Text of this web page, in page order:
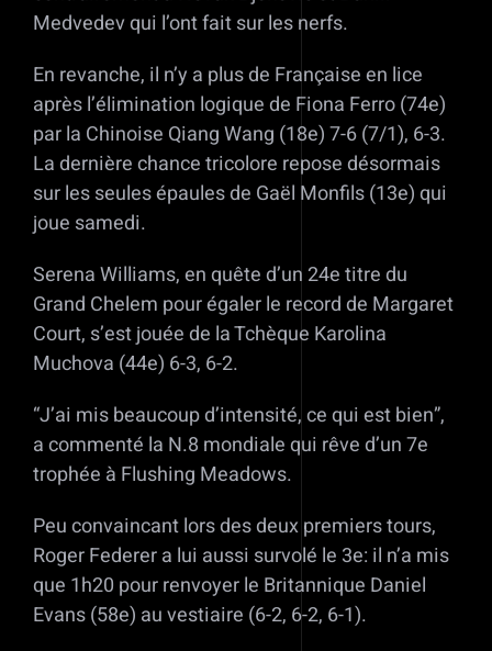
Medvedev qui l’ont fait sur les nerfs.
En revanche, il n’y a plus de Française en lice
après l’élimination logique de Fiona Ferro (74e)
par la Chinoise Qiang Wang (18e) 7-6 (7/1), 6-3.
La dernière chance tricolore repose désormais
sur les seules épaules de Gaël Monfils (13e) qui
joue samedi.
Serena Williams, en quête d’un 24e titre du
Grand Chelem pour égaler le record de Margaret
Court, s’est jouée de la Tchèque Karolina
Muchova (44e) 6-3, 6-2.
“J’ai mis beaucoup d’intensité, ce qui est bien”,
a commenté la N.8 mondiale qui rêve d’un 7e
trophée à Flushing Meadows.
Peu convaincant lors des deux premiers tours,
Roger Federer a lui aussi survolé le 3e: il n’a mis
que 1h20 pour renvoyer le Britannique Daniel
Evans (58e) au vestiaire (6-2, 6-2, 6-1).